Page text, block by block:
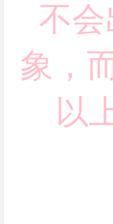
不
象，
以